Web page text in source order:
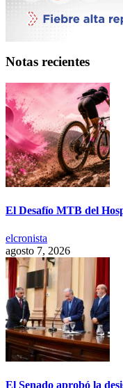
Notas recientes
El Desafío MTB del
elcronista
agosto 7, 2026
El Senado aprobó la